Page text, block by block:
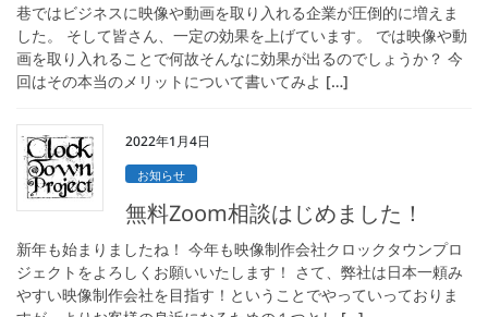
巷ではビジネスに映像や動画を取り入れる企業が圧倒的に増えま
した。 そして皆さん、一定の効果を上げています。 では映像や動
画を取り入れることで何故そんなに効果が出るのでしょうか？ 今
回はその本当のメリットについて書いてみよ […]
2022年1月4日
お知らせ
無料Zoom相談はじめました！
新年も始まりましたね！ 今年も映像制作会社クロックタウンプロ
ジェクトをよろしくお願いいたします！ さて、弊社は日本一頼み
やすい映像制作会社を目指す！ということでやっていっておりま